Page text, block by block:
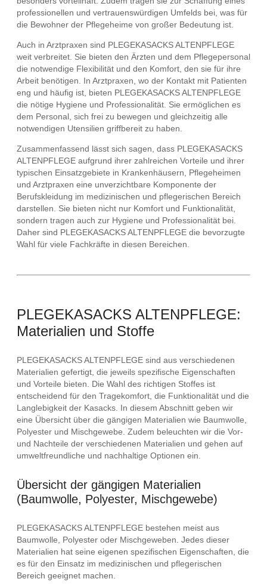
professionellen und vertrauenswürdigen Umfelds bei, was für
die Bewohner der Pflegeheime von großer Bedeutung ist.
Auch in Arztpraxen sind PLEGEKASACKS ALTENPFLEGE
weit verbreitet. Sie bieten den Ärzten und dem Pflegepersonal
die notwendige Flexibilität und den Komfort, den sie für ihre
Arbeit benötigen. In Arztpraxen, wo der Kontakt mit Patienten
eng und häufig ist, bieten PLEGEKASACKS ALTENPFLEGE
die nötige Hygiene und Professionalität. Sie ermöglichen es
dem Personal, sich frei zu bewegen und gleichzeitig alle
notwendigen Utensilien griffbereit zu haben.
Zusammenfassend lässt sich sagen, dass PLEGEKASACKS
ALTENPFLEGE aufgrund ihrer zahlreichen Vorteile und ihrer
typischen Einsatzgebiete in Krankenhäusern, Pflegeheimen
und Arztpraxen eine unverzichtbare Komponente der
Berufskleidung im medizinischen und pflegerischen Bereich
darstellen. Sie bieten nicht nur Komfort und Funktionalität,
sondern tragen auch zur Hygiene und Professionalität bei.
Daher sind PLEGEKASACKS ALTENPFLEGE die bevorzugte
Wahl für viele Fachkräfte in diesen Bereichen.
PLEGEKASACKS ALTENPFLEGE:
Materialien und Stoffe
PLEGEKASACKS ALTENPFLEGE sind aus verschiedenen
Materialien gefertigt, die jeweils spezifische Eigenschaften
und Vorteile bieten. Die Wahl des richtigen Stoffes ist
entscheidend für den Tragekomfort, die Funktionalität und die
Langlebigkeit der Kasacks. In diesem Abschnitt geben wir
eine Übersicht über die gängigen Materialien wie Baumwolle,
Polyester und Mischgewebe. Zudem beleuchten wir die Vor-
und Nachteile der verschiedenen Materialien und gehen auf
umweltfreundliche und nachhaltige Optionen ein.
Übersicht der gängigen Materialien
(Baumwolle, Polyester, Mischgewebe)
PLEGEKASACKS ALTENPFLEGE bestehen meist aus
Baumwolle, Polyester oder Mischgeweben. Jedes dieser
Materialien hat seine eigenen spezifischen Eigenschaften, die
es für den Einsatz im medizinischen und pflegerischen
Bereich geeignet machen.